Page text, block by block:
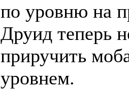
по уровню на
Друид теперь
приручить
уровнем.